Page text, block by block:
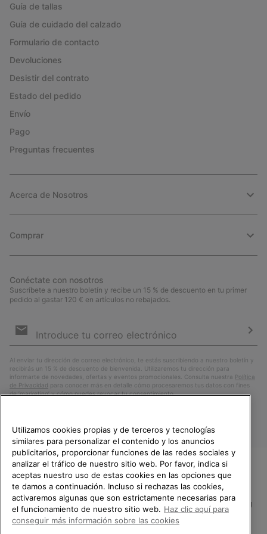
Guía de tallas
Guía de cuidado del calzado
Formulario de contacto
Devoluciones
Desistir del contrato
Estado del pedido
Envío
Pago
Preguntas frecuentes
Acerca de Nosotros
Comprar
Conéctate con nosotros
Suscríbete a nuestro boletín y recibe un 15 % de descuento en tu primer
pedido al gastar 120 € en artículos no rebajados.
de
Al enviar tu dirección de correo electrónico, te estás suscribiendo a nuestro boletín y
recibirás un 15 % de descuento de bienvenida. Utilizaremos tu dirección para
informarte de novedades, ofertas y eventos promocionales. Consulta nuestra Política
de Privacidad para conocer más en detalle cómo procesaremos tus datos con fines
de ’marketing’ y cómo puedes revocar tu consentimiento.
España
TE DAMOS LA BIENVENIDA A
SOREL.
POR FAVOR, SELECCIONA TU
PAÍS.
Utilizamos cookies propias y de terceros y tecnologías
similares para personalizar el contenido y los anuncios
publicitarios, proporcionar funciones de las redes sociales y
analizar el tráfico de nuestro sitio web. Por favor, indica si
aceptas nuestro uso de estas cookies en las opciones que
te damos a continuación. Incluso si rechazas las cookies,
activaremos algunas que son estrictamente necesarias para
el funcionamiento de nuestro sitio web. Haz clic aquí para
conseguir más información sobre las cookies